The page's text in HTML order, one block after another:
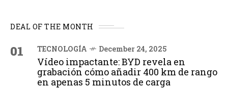
DEAL OF THE MONTH
01 TECNOLOGÍA December 24, 2025
Vídeo impactante: BYD revela en
grabación cómo añadir 400 km de rango
en apenas 5 minutos de carga